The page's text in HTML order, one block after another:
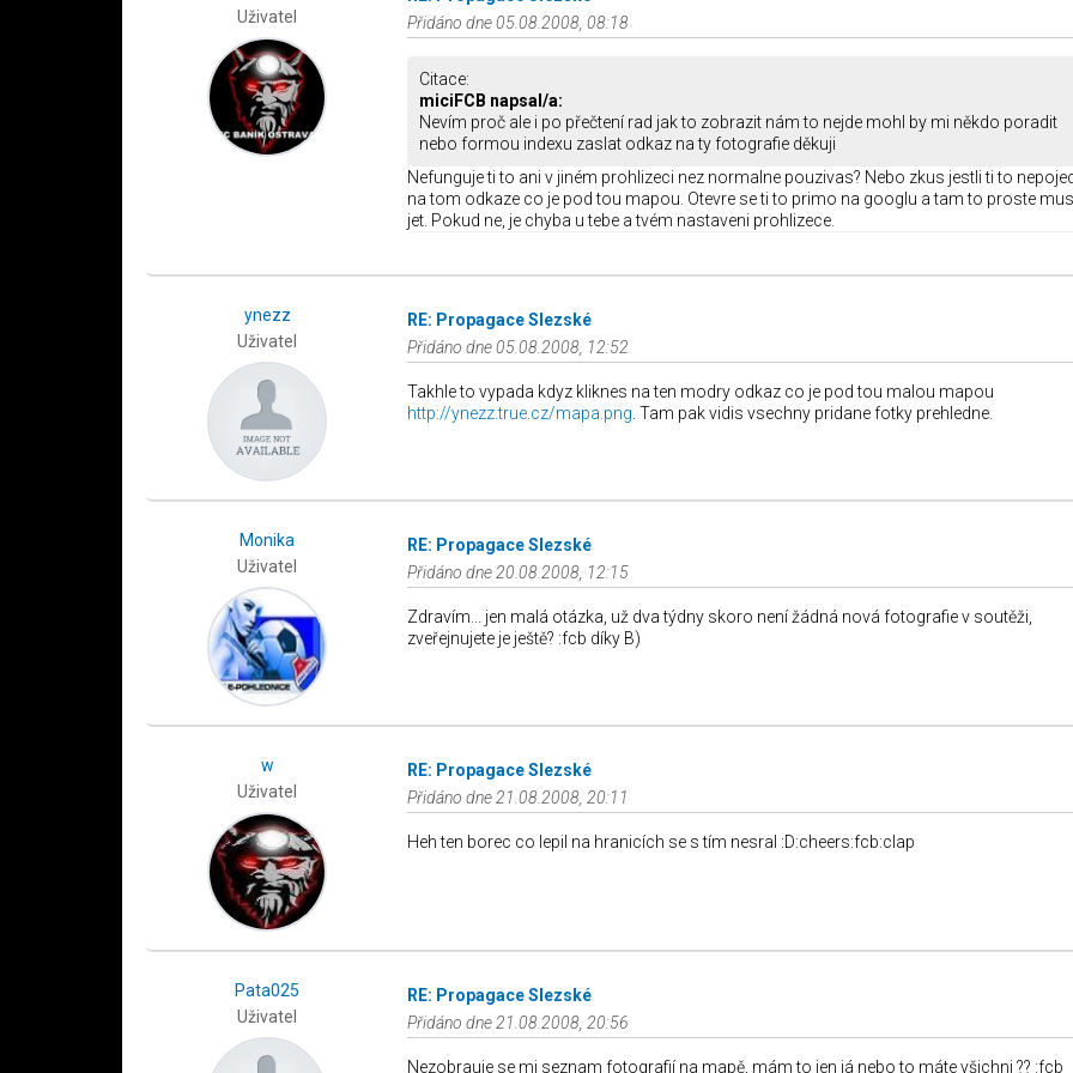
Uživatel
Přidáno dne 05.08.2008, 08:18
Citace:
miciFCB napsal/a:
Nevím proč ale i po přečtení rad jak to zobrazit nám to nejde mohl by mi někdo poradit
nebo formou indexu zaslat odkaz na ty fotografie děkuji
Nefunguje ti to ani v jiném prohlizeci nez normalne pouzivas? Nebo zkus jestli ti to
na tom odkaze co je pod tou mapou. Otevre se ti to primo na googlu a tam to proste
jet. Pokud ne, je chyba u tebe a tvém nastaveni prohlizece.
ynezz
Uživatel
RE: Propagace Slezské
Přidáno dne 05.08.2008, 12:52
Takhle to vypada kdyz kliknes na ten modry odkaz co je pod tou malou mapou
http://ynezz.true.cz/mapa.png . Tam pak vidis vsechny pridane fotky prehledne.
Monika
Uživatel
RE: Propagace Slezské
Přidáno dne 20.08.2008, 12:15
Zdravím... jen malá otázka, už dva týdny skoro není žádná nová fotografie v soutěži,
zveřejnujete je ještě? :fcb díky B)
w
Uživatel
RE: Propagace Slezské
Přidáno dne 21.08.2008, 20:11
Heh ten borec co lepil na hranicích se s tím nesral :D:cheers:fcb:clap
Pata025
Uživatel
RE: Propagace Slezské
Přidáno dne 21.08.2008, 20:56
Nezobrauje se mi seznam fotografií na mapě, mám to jen já nebo to máte všichni ?? :fcb